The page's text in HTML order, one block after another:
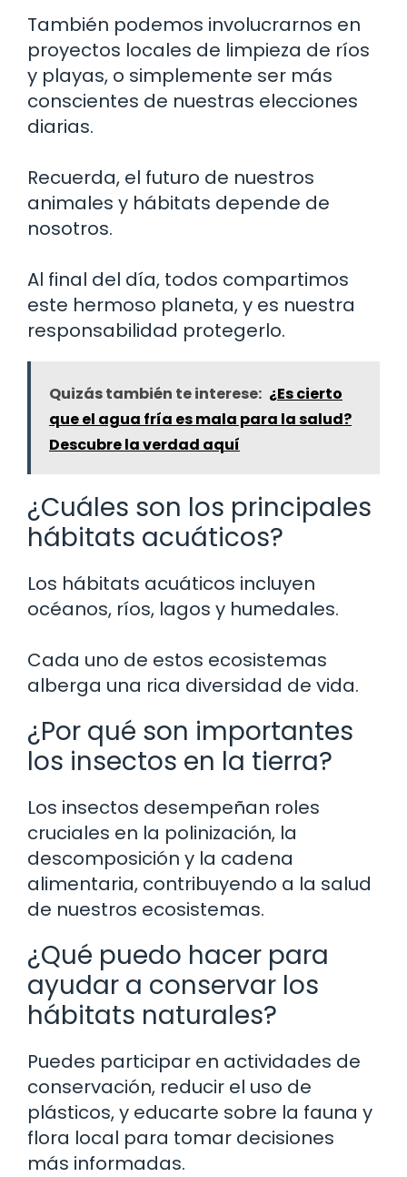
También podemos involucrarnos en
proyectos locales de limpieza de ríos
y playas, o simplemente ser más
conscientes de nuestras elecciones
diarias.
Recuerda, el futuro de nuestros
animales y hábitats depende de
nosotros.
Al final del día, todos compartimos
este hermoso planeta, y es nuestra
responsabilidad protegerlo.
Quizás también te interese: ¿Es cierto
que el agua fría es mala para la salud?
Descubre la verdad aquí
¿Cuáles son los principales
hábitats acuáticos?
Los hábitats acuáticos incluyen
océanos, ríos, lagos y humedales.
Cada uno de estos ecosistemas
alberga una rica diversidad de vida.
¿Por qué son importantes
los insectos en la tierra?
Los insectos desempeñan roles
cruciales en la polinización, la
descomposición y la cadena
alimentaria, contribuyendo a la salud
de nuestros ecosistemas.
¿Qué puedo hacer para
ayudar a conservar los
hábitats naturales?
Puedes participar en actividades de
conservación, reducir el uso de
plásticos, y educarte sobre la fauna y
flora local para tomar decisiones
más informadas.